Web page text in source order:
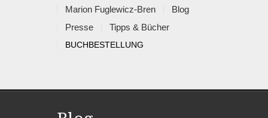
Marion Fuglewicz-Bren
Blog
Presse
Tipps & Bücher
BUCHBESTELLUNG